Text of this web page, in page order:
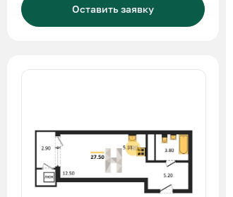
Оставить заявку